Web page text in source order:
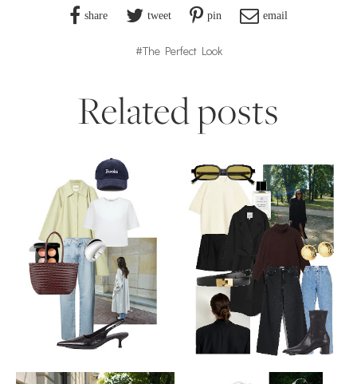
share tweet pin email
#The Perfect Look
Related posts